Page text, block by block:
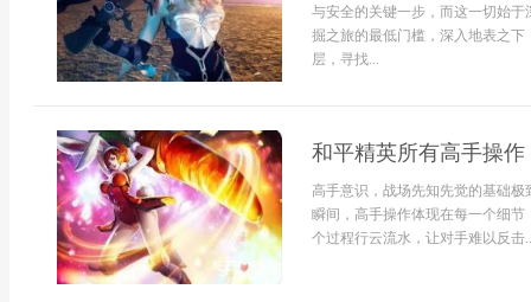
与安全的关键一步，而这一切始
掘之旅的最低门槛，深入地表之
层，寻找...
和平精英所有高手操
高手意识，战场先知先觉的基础
瞬间，高手操作体现在每一个细
个过程行云流水，让对手难以反击